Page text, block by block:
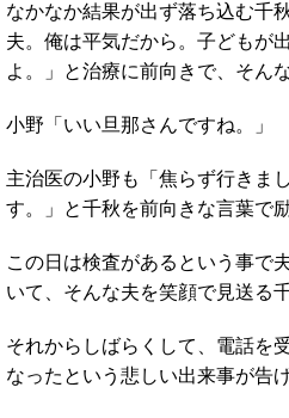
なかなか結果が出ず落ち込む千
夫。俺は平気だから。子どもが
よ。」と治療に前向きで、そん
小野「いい旦那さんですね。」
主治医の小野も「焦らず行きま
す。」と千秋を前向きな言葉で
この日は検査があるという事で
いて、そんな夫を笑顔で見送る千
それからしばらくして、電話を
なったという悲しい出来事が告